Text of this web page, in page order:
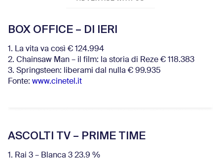
BOX OFFICE – DI IERI
1. La vita va così € 124.994
2. Chainsaw Man – il film: la storia di Reze € 118.383
3. Springsteen: liberami dal nulla € 99.935
Fonte: www.cinetel.it
ASCOLTI TV – PRIME TIME
1. Rai 3 – Blanca 3 23.9 %